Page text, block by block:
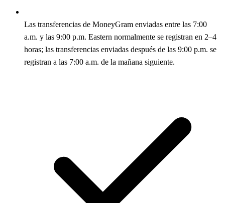
Las transferencias de MoneyGram enviadas entre las 7:00
a.m. y las 9:00 p.m. Eastern normalmente se registran en 2–4
horas; las transferencias enviadas después de las 9:00 p.m. se
registran a las 7:00 a.m. de la mañana siguiente.